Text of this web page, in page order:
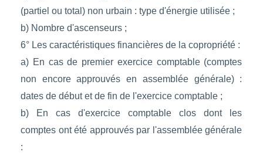
(partiel ou total) non urbain : type d'énergie utilisée ;
b) Nombre d'ascenseurs ;
6° Les caractéristiques financières de la copropriété :
a) En cas de premier exercice comptable (comptes
non encore approuvés en assemblée générale) :
dates de début et de fin de l'exercice comptable ;
b) En cas d'exercice comptable clos dont les
comptes ont été approuvés par l'assemblée générale
: